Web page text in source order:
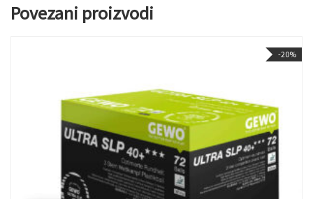
Povezani proizvodi
-20%